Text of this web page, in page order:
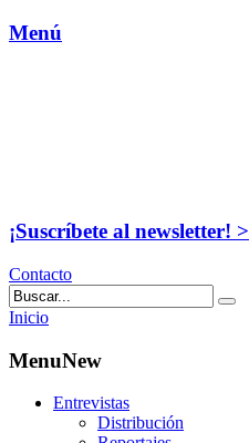
Menú
¡Suscríbete al newsletter! >
Contacto
Inicio
MenuNew
Entrevistas
Distribución